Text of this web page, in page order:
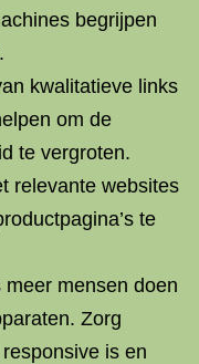
begrijpen
kwalitatieve links
om de
te vergroten.
relevante websites
te
mensen doen
Zorg
is en